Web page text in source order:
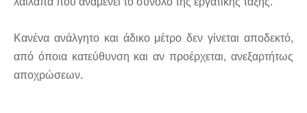
Κανένα ανάλγητο και άδικο μέτρο δεν γίνεται αποδεκτό,
από όποια κατεύθυνση και αν προέρχεται, ανεξαρτήτως
αποχρώσεων.